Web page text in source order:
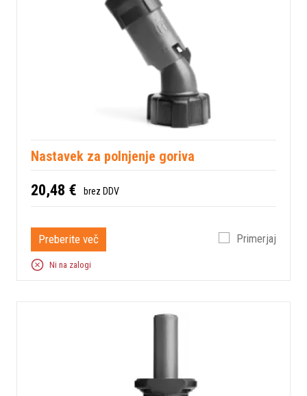
Nastavek za polnjenje goriva
20,48 € brez DDV
Preberite več Primerjaj
Ni na zalogi